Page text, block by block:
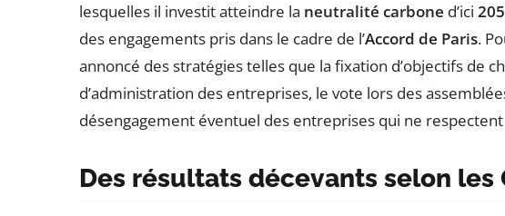
lesquelles il investit atteindre la neutralité carbone d’ici
des engagements pris dans le cadre de l’Accord de Paris.
annoncé des stratégies telles que la fixation d’objectifs de
d’administration des entreprises, le vote lors des
désengagement éventuel des entreprises qui ne
Des résultats décevants selon les